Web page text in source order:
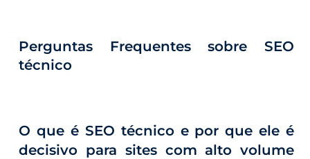
Perguntas Frequentes sobre SEO
técnico
O que é SEO técnico e por que ele é
decisivo para sites com alto volume